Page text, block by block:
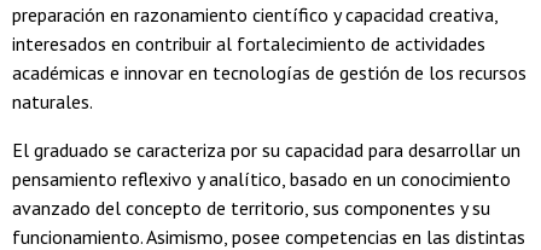
preparación en razonamiento científico y capacidad creativa,
interesados en contribuir al fortalecimiento de actividades
académicas e innovar en tecnologías de gestión de los recursos
naturales.
El graduado se caracteriza por su capacidad para desarrollar un
pensamiento reflexivo y analítico, basado en un conocimiento
avanzado del concepto de territorio, sus componentes y su
funcionamiento. Asimismo, posee competencias en las distintas